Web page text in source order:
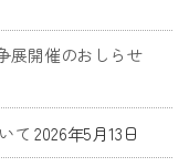
展開催のおしらせ
て 2026年5月13日